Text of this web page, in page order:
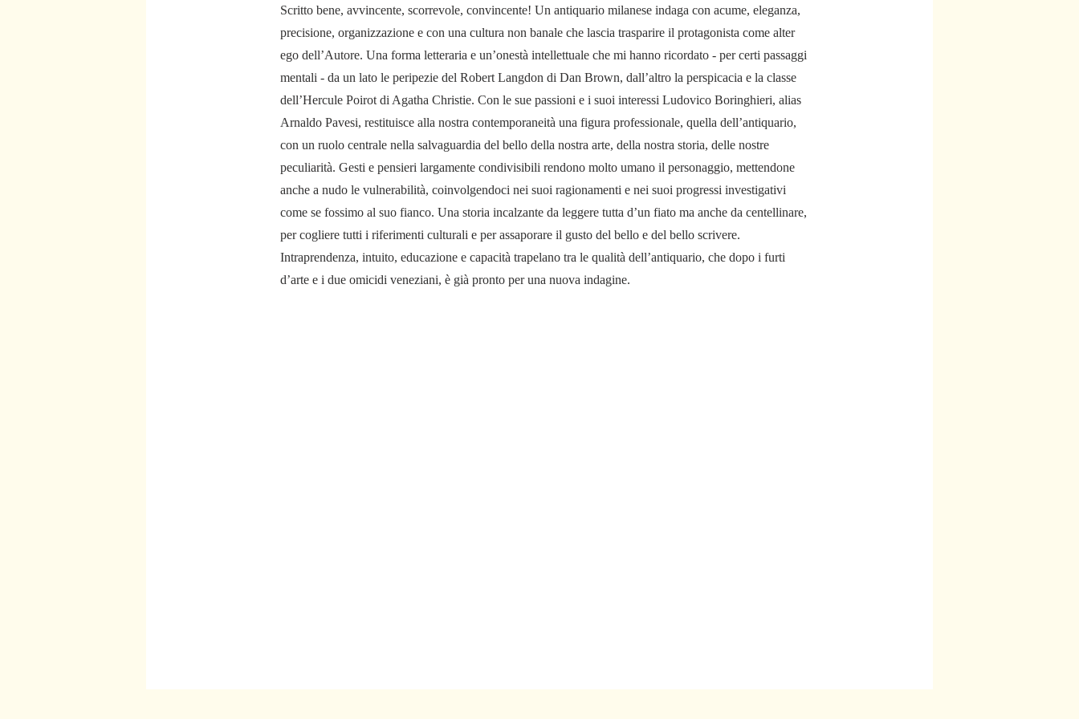
Scritto bene, avvincente, scorrevole, convincente! Un antiquario milanese indaga con acume, eleganza,
precisione, organizzazione e con una cultura non banale che lascia trasparire il protagonista come alter
ego dell’Autore. Una forma letteraria e un’onestà intellettuale che mi hanno ricordato - per certi passaggi
mentali - da un lato le peripezie del Robert Langdon di Dan Brown, dall’altro la perspicacia e la classe
dell’Hercule Poirot di Agatha Christie. Con le sue passioni e i suoi interessi Ludovico Boringhieri, alias
Arnaldo Pavesi, restituisce alla nostra contemporaneità una figura professionale, quella dell’antiquario,
con un ruolo centrale nella salvaguardia del bello della nostra arte, della nostra storia, delle nostre
peculiarità. Gesti e pensieri largamente condivisibili rendono molto umano il personaggio, mettendone
anche a nudo le vulnerabilità, coinvolgendoci nei suoi ragionamenti e nei suoi progressi investigativi
come se fossimo al suo fianco. Una storia incalzante da leggere tutta d’un fiato ma anche da centellinare,
per cogliere tutti i riferimenti culturali e per assaporare il gusto del bello e del bello scrivere.
Intraprendenza, intuito, educazione e capacità trapelano tra le qualità dell’antiquario, che dopo i furti
d’arte e i due omicidi veneziani, è già pronto per una nuova indagine.